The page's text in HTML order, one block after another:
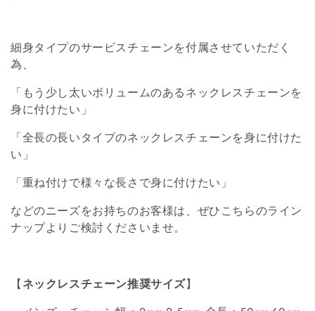
細身タイプのサービスチェーンを付属させていただく
為、
「もう少し太いボリュームのあるネックレスチェーンを
身に付けたい」
「全長の長いタイプのネックレスチェーンを身に付けた
い」
「重ね付けで様々な長さで身に付けたい」
などのニーズをお持ちのお客様は、ぜひこちらのライン
ナップよりご検討くださいませ。
【ネックレスチェーン推奨サイズ】